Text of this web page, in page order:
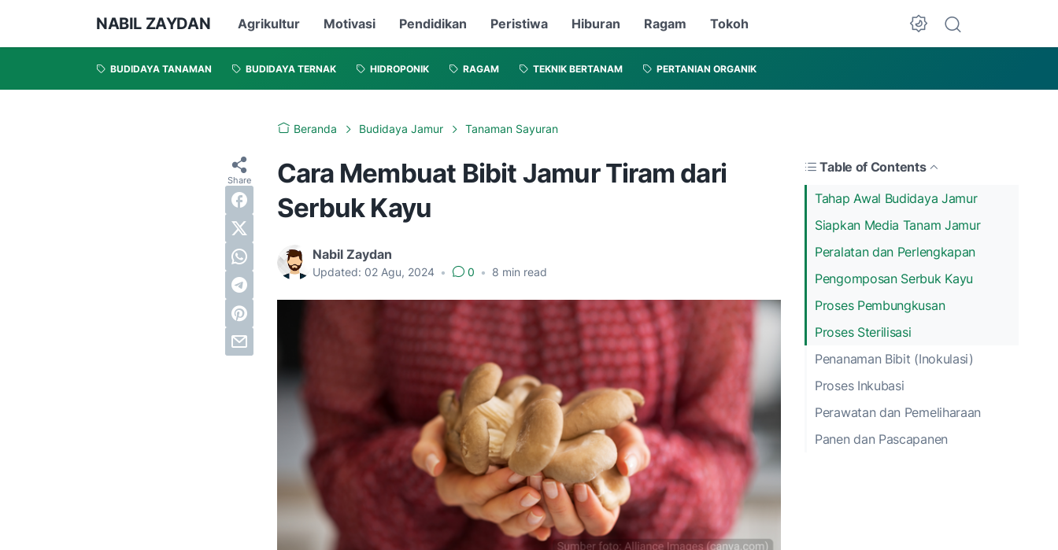
NABIL ZAYDAN Agrikultur Motivasi Pendidikan Peristiwa Hiburan Ragam Tokoh
BUDIDAYA TANAMAN BUDIDAYA TERNAK HIDROPONIK RAGAM TEKNIK BERTANAM PERTANIAN ORGANIK
Beranda Budidaya Jamur Tanaman Sayuran
Cara Membuat Bibit Jamur Tiram dari
Serbuk Kayu
Nabil Zaydan
Updated: 02 Agu, 2024 • 0 • 8 min read
Table of Contents
Tahap Awal Budidaya Jamur
Siapkan Media Tanam Jamur
Peralatan dan Perlengkapan
Pengomposan Serbuk Kayu
Proses Pembungkusan
Proses Sterilisasi
Penanaman Bibit (Inokulasi)
Proses Inkubasi
Perawatan dan Pemeliharaan
Panen dan Pascapanen